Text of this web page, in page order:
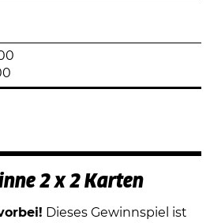
2 x 2 Karten
Dieses Gewinnspiel ist